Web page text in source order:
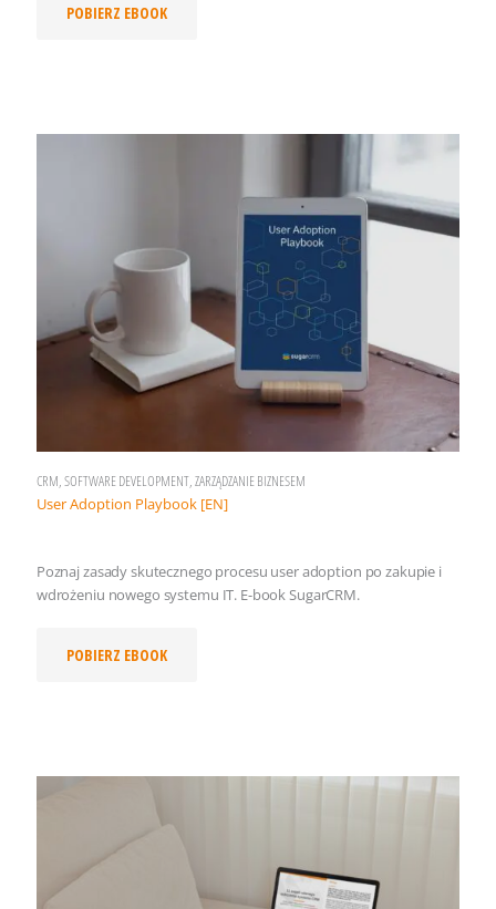
POBIERZ EBOOK
CRM, SOFTWARE DEVELOPMENT, ZARZĄDZANIE BIZNESEM
User Adoption Playbook [EN]
Poznaj zasady skutecznego procesu user adoption po zakupie i
wdrożeniu nowego systemu IT. E-book SugarCRM.
POBIERZ EBOOK